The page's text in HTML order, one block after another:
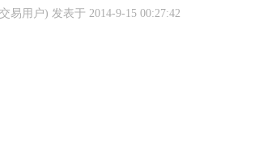
易用户) 发表于 2014-9-15 00:27:42